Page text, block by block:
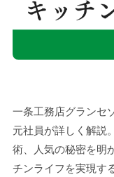
一条工務店グランセ
元社員が詳しく解説
術、人気の秘密を明
チンライフを実現す